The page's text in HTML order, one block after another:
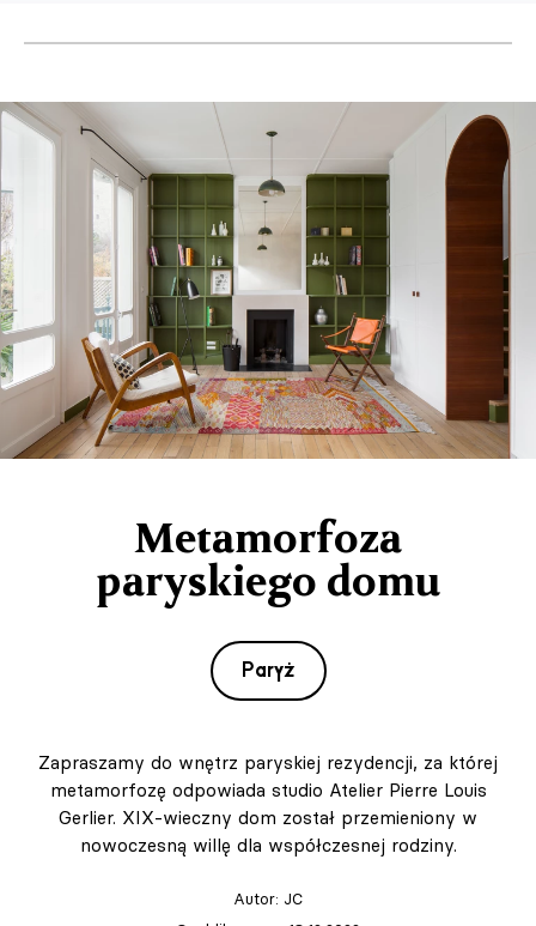
Metamorfoza
paryskiego domu
Paryż
Zapraszamy do wnętrz paryskiej rezydencji, za której
metamorfozę odpowiada studio Atelier Pierre Louis
Gerlier. XIX-wieczny dom został przemieniony w
nowoczesną willę dla współczesnej rodziny.
Autor: JC